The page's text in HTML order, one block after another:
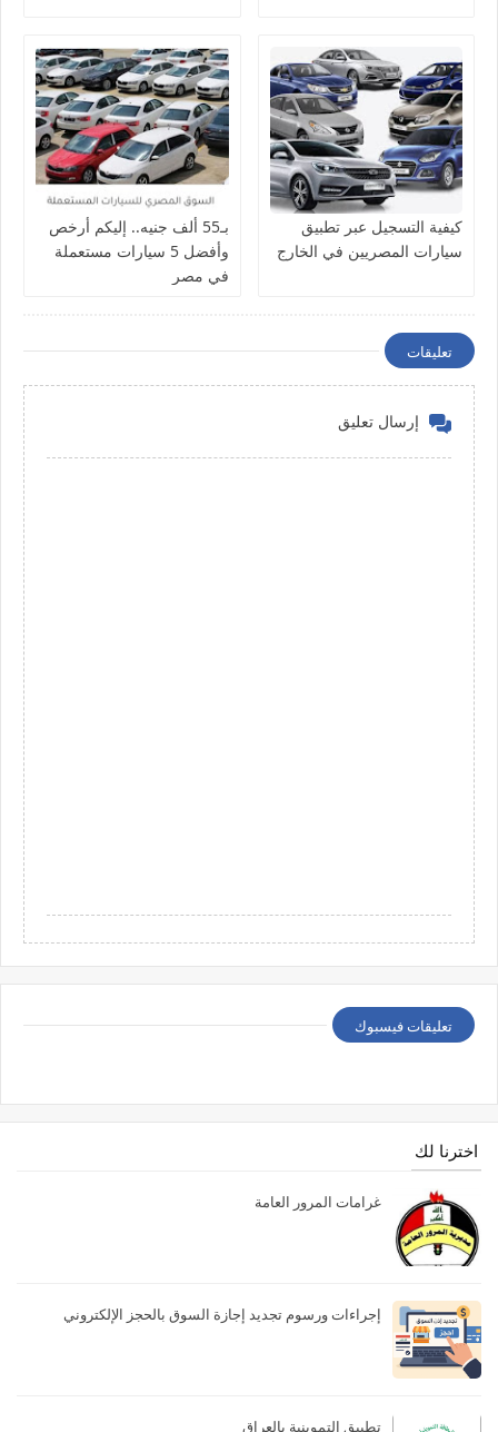
كيفية التسجيل عبر تطبيق
سيارات المصريين في الخارج
بـ55 ألف جنيه.. إليكم أرخص
وأفضل 5 سيارات مستعملة
في مصر
تعليقات
إرسال تعليق
تعليقات فيسبوك
اخترنا لك
غرامات المرور العامة
إجراءات ورسوم تجديد إجازة السوق بالحجز الإلكتروني
تطبيق التموينية بالعراق